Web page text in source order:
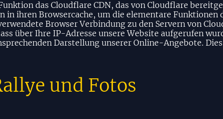
das Cloudflare CDN, das von Cloudflare
ihren Browsercache, um die elementare Funktionen
Browser Verbindung zu den Servern von
über Ihre IP-Adresse unsere Website aufgerufen
Darstellung unserer Online-Angebote.
und Fotos